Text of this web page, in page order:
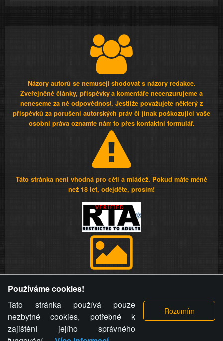
Názory autorů se nemusejí shodovat s názory redakce.
Zveřejněné články, příspěvky a komentáře necenzurujeme a
neneseme za ně odpovědnost. Jestliže považujete některý z
příspěvků za porušení autorských práv či jinak poškozující vaše
osobní práva oznamte nám to přes kontaktní formulář.
Táto stránka není vhodná pro děti a mládež. Pokud máte méně
než 18 let, odejděte, prosím!
videa a komentáře. Osoba, které se toto opatření provozovatele
stránky týče, ani osoba, která umístila fotografii nebo video na
stránku, nemůže z důvodu odstranění fotografie, videa nebo
komentáře pro výše uvedenou okolnost uplatnit vůči
provozovateli stránky žádný nárok na náhradu škody nebo
Používáme cookies!
Tato stránka používá pouze
nezbytné cookies, potřebné k
zajištění jejího správného